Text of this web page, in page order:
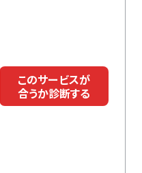
このサービスが
合うか診断する